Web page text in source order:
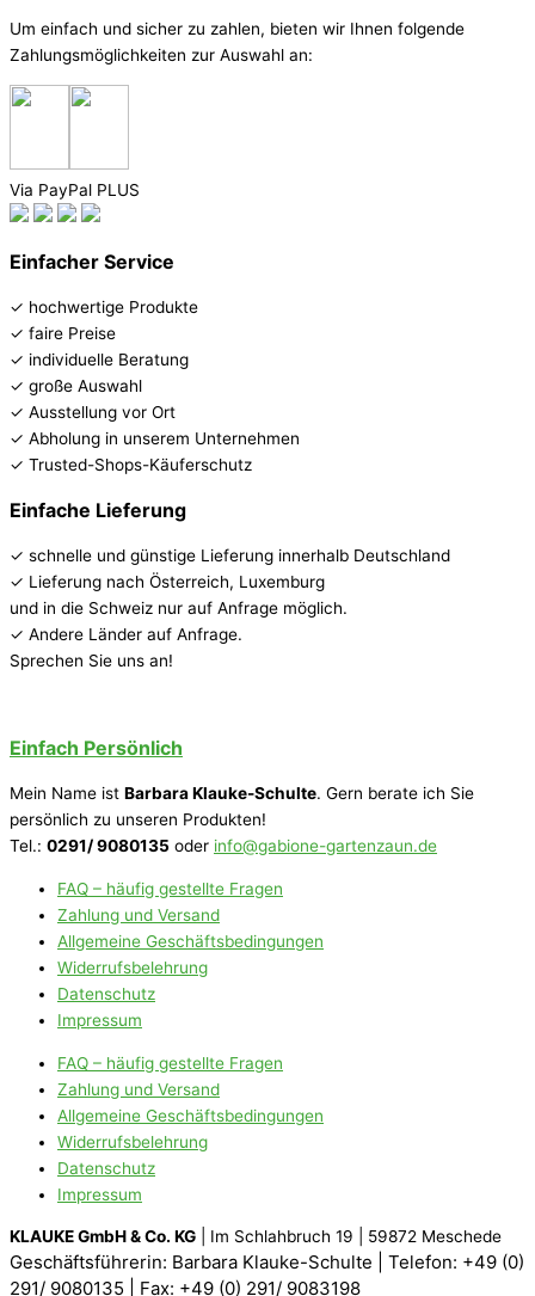
Um einfach und sicher zu zahlen, bieten wir Ihnen folgende
Zahlungsmöglichkeiten zur Auswahl an:
Via PayPal PLUS
Einfacher Service
✓ hochwertige Produkte
✓ faire Preise
✓ individuelle Beratung
✓ große Auswahl
✓ Ausstellung vor Ort
✓ Abholung in unserem Unternehmen
✓ Trusted-Shops-Käuferschutz
Einfache Lieferung
✓ schnelle und günstige Lieferung innerhalb Deutschland
✓ Lieferung nach Österreich, Luxemburg
und in die Schweiz nur auf Anfrage möglich.
✓ Andere Länder auf Anfrage.
Sprechen Sie uns an!
Einfach Persönlich
Mein Name ist Barbara Klauke-Schulte. Gern berate ich Sie
persönlich zu unseren Produkten!
Tel.: 0291/ 9080135 oder info@gabione-gartenzaun.de
FAQ – häufig gestellte Fragen
Zahlung und Versand
Allgemeine Geschäftsbedingungen
Widerrufsbelehrung
Datenschutz
Impressum
FAQ – häufig gestellte Fragen
Zahlung und Versand
Allgemeine Geschäftsbedingungen
Widerrufsbelehrung
Datenschutz
Impressum
KLAUKE GmbH & Co. KG | Im Schlahbruch 19 | 59872 Meschede
Geschäftsführerin: Barbara Klauke-Schulte | Telefon: +49 (0)
291/ 9080135 | Fax: +49 (0) 291/ 9083198